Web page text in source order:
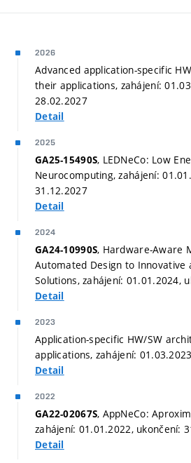
2026
Advanced application-specific
their applications, zahájení:
28.02.2027
Detail
2025
GA25-15490S, LEDNeCo: Low
Neurocomputing, zahájení:
31.12.2027
Detail
2024
GA24-10990S, Hardware-Aware
Automated Design to Innovative
Solutions, zahájení: 01.01.2024,
Detail
2023
Application-specific HW/SW
applications, zahájení:
Detail
2022
GA22-02067S, AppNeCo:
zahájení: 01.01.2022, ukončení:
Detail